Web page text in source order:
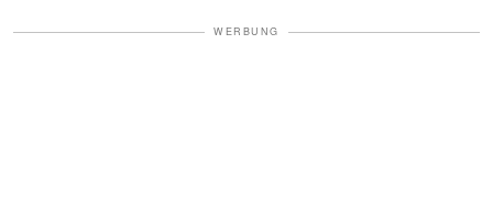
WERBUNG